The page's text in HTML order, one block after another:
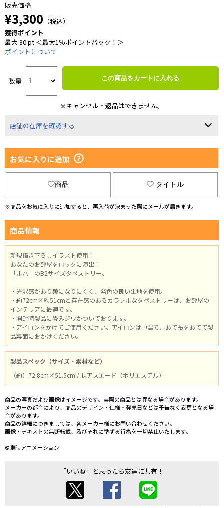
販売価格
¥3,300 （税込）
獲得ポイント
最大 30 pt ＜最大1％ポイントバック！＞
ポイントについて
数量 この商品をカートに入れる
※キャンセル・返品はできません。
店舗の在庫を確認する
お気に入りに追加
商品 タイトル
※商品をお気に入りに追加すると、再入荷が決まった際にメールが届きます。
商品情報
新規描き下ろしイラスト使用！
あなたのお部屋をロックに演出！
「ルパ」のB2サイズタペストリー。
・光沢感があり皺になりにくく、発色の良い生地を使用。
・約72cm×約51cmと存在感のあるカラフルなタペストリーは、お部屋の
インテリアに最適です。
・開封時製品に畳みジワがついております。
・アイロンをかけてご使用ください。アイロンは中温で、あて布をあてて製
品裏面におかけください。
製品スペック（サイズ・素材など）
（約）72.8cm×51.5cm / レアスエード（ポリエステル）
商品の写真および画像はイメージです。実際の商品とは異なる場合があります。
メーカーの都合により、商品のデザイン・仕様・発売日などは予告なく変更となる場
合があります。
商品の詳細につきましては、各メーカー様にお問い合わせください。
画像・テキストの無断転載、及びそれに準ずる行為を一切禁止いたします。
©東映アニメーション
「いいね」と思ったら友達に共有！